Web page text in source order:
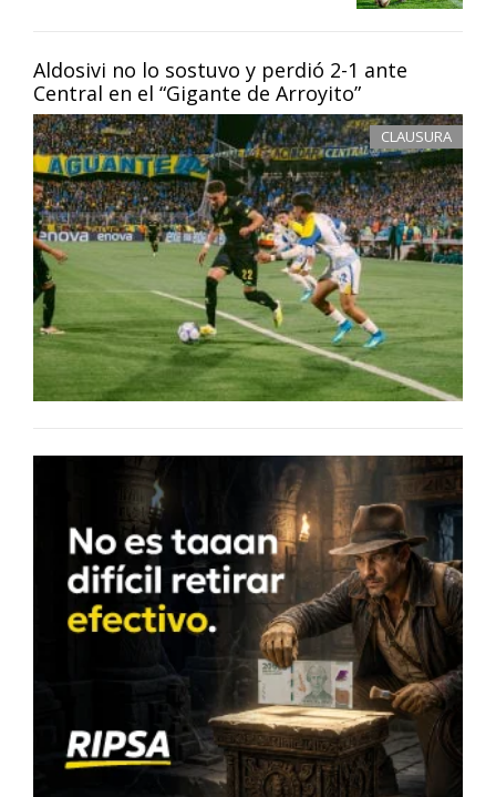
Aldosivi no lo sostuvo y perdió 2-1 ante
Central en el “Gigante de Arroyito”
CLAUSURA